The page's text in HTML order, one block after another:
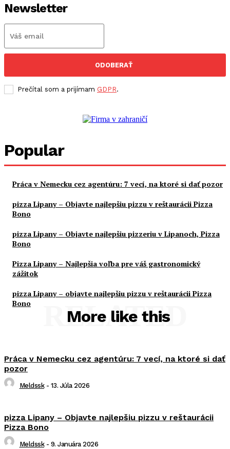
Newsletter
ODOBERAŤ
Prečítal som a prijímam GDPR.
Popular
Práca v Nemecku cez agentúru: 7 vecí, na ktoré si dať pozor
pizza Lipany – Objavte najlepšiu pizzu v reštaurácii Pizza
Bono
pizza Lipany – Objavte najlepšiu pizzeriu v Lipanoch, Pizza
Bono
Pizza Lipany – Najlepšia voľba pre váš gastronomický
zážitok
pizza Lipany – objavte najlepšiu pizzu v reštaurácii Pizza
Bono
More like this
RELATED
Práca v Nemecku cez agentúru: 7 vecí, na ktoré si dať
pozor
Meldssk - 13. Júla 2026
pizza Lipany – Objavte najlepšiu pizzu v reštaurácii
Pizza Bono
Meldssk - 9. Januára 2026